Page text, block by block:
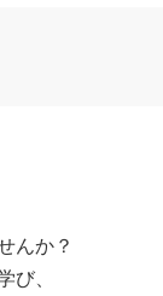
んか？
び、